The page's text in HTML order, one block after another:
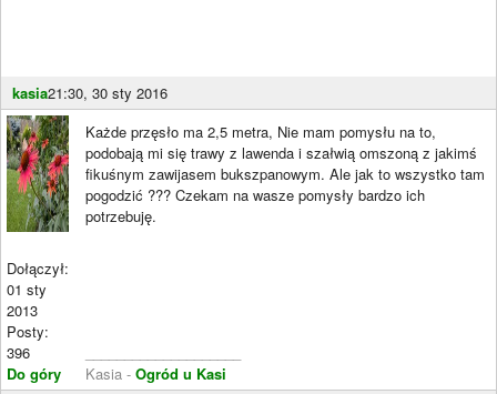
kasia21:30, 30 sty 2016
Dołączył:
01 sty
2013
Posty:
396
Do góry
Każde przęsło ma 2,5 metra, Nie mam pomysłu na to,
podobają mi się trawy z lawenda i szałwią omszoną z jakimś
fikuśnym zawijasem bukszpanowym. Ale jak to wszystko tam
pogodzić ??? Czekam na wasze pomysły bardzo ich
potrzebuję.
Kasia - Ogród u Kasi